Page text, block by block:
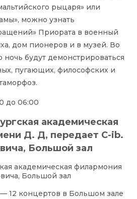
рыцаря» или
можно узнать
Приората в военный
дом пионеров и в музей. Во
будут демонстрироваться
пугающих, философских и
до 06:00
академическая
Д. Д, передает C-ib.
Большой зал
12 концертов в Большом зале